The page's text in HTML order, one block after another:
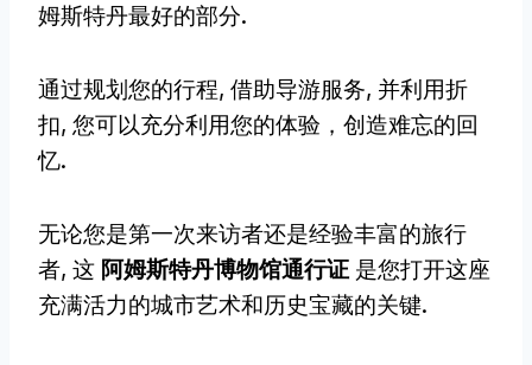
姆斯特丹最好的部分.
通过规划您的行程, 借助导游服务, 并利用折
扣, 您可以充分利用您的体验，创造难忘的回
忆.
无论您是第一次来访者还是经验丰富的旅行
者, 这 阿姆斯特丹博物馆通行证 是您打开这座
充满活力的城市艺术和历史宝藏的关键.